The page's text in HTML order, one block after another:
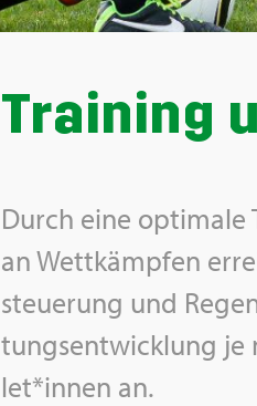
Trai­ning
Durch eine op­ti­ma­le
an Wett­kämp­fen
steue­rung und
tungs­ent­wick­lung je
let*innen an.